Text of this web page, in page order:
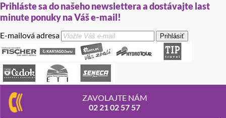
Prihláste sa do našeho newslettera a dostávajte last
minute ponuky na Váš e-mail!
E-mailová adresa Prihlásiť
ZAVOLAJTE NÁM
02 21 02 57 57